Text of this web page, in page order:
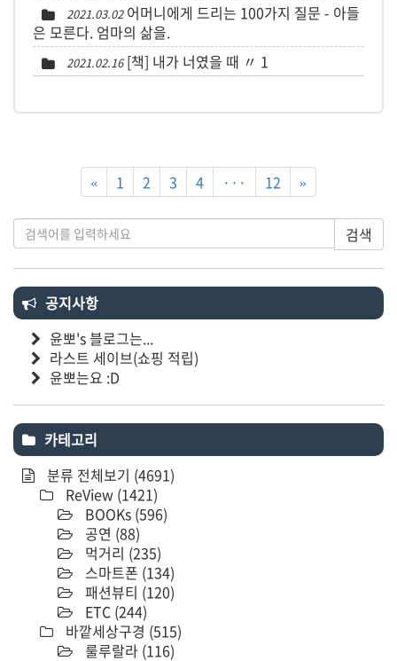
2021.03.02 어머니에게 드리는 100가지 질문 - 아들
은 모른다. 엄마의 삶을.
2021.02.16 [책] 내가 너였을 때 〃 1
« 1 2 3 4 ··· 12 »
검색
공지사항
윤뽀's 블로그는...
라스트 세이브(쇼핑 적립)
윤뽀는요 :D
카테고리
분류 전체보기 (4691)
ReView (1421)
BOOKs (596)
공연 (88)
먹거리 (235)
스마트폰 (134)
패션뷰티 (120)
ETC (244)
바깥세상구경 (515)
룰루랄라 (116)